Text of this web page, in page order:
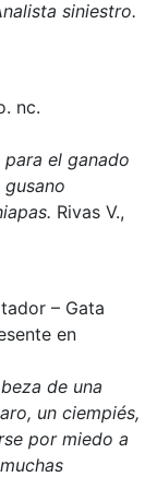
siniestro.
nc.
el ganado
Rivas V.,
– Gata
en
de una
un ciempiés,
por miedo a